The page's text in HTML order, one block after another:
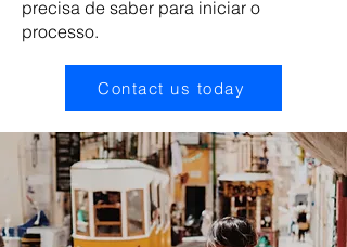
precisa de saber para iniciar o
processo.
Contact us today